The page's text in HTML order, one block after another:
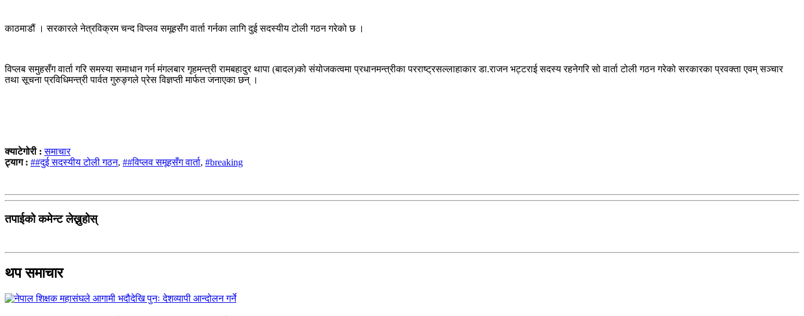
काठमाडौं । सरकारले नेत्रविक्रम चन्द विप्लव समूहसँग वार्ता गर्नका लागि दुई सदस्यीय टोली गठन गरेको छ ।
विप्लब समुहसँग वार्ता गरि समस्या समाधान गर्न मंगलबार गृहमन्त्री रामबहादुर थापा (बादल)को संयोजकत्वमा प्रधानमन्त्रीका परराष्ट्रसल्लाहाकार डा.राजन भट्टराई सदस्य रहनेगरि सो वार्ता टोली गठन गरेको सरकारका प्रवक्ता एवम् सञ्चार
तथा सूचना प्रविधिमन्त्री पार्वत गुरुङ्गले प्रेस विज्ञप्ती मार्फत जनाएका छन् ।
क्याटेगोरी :समाचार
ट्याग : ##दुई सदस्यीय टोली गठन, ##विप्लव समूहसँग वार्ता, #breaking
तपाईको कमेन्ट लेख्नुहोस्
थप समाचार